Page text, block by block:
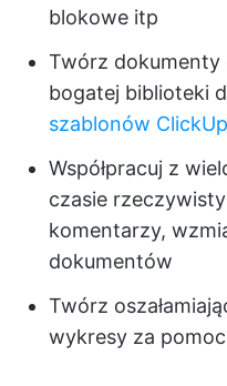
blokowe itp
Twórz dokumenty
bogatej biblioteki
szablonów ClickUp
Współpracuj z
czasie
komentarzy,
dokumentów
Twórz
wykresy za